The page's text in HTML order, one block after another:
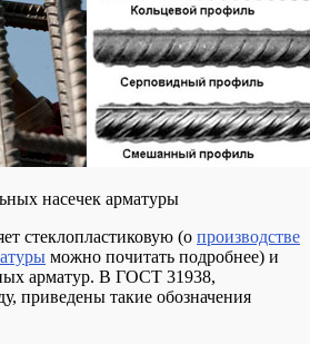
насечек арматуры
стеклопластиковую (о производстве
можно почитать подробнее) и
арматур. В ГОСТ 31938,
приведены такие обозначения